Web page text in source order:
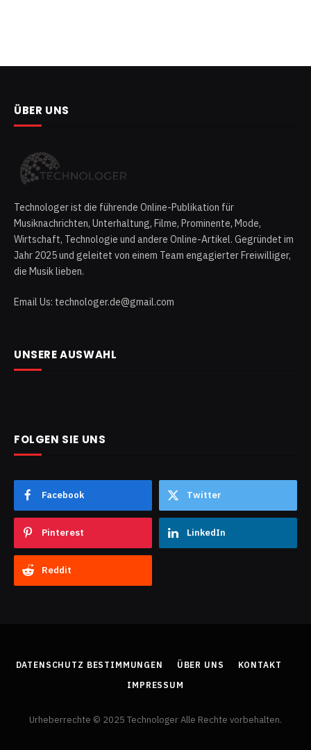
ÜBER UNS
Technologer ist die führende Online-Publikation für
Musiknachrichten, Unterhaltung, Filme, Prominente, Mode,
Wirtschaft, Technologie und andere Online-Artikel. Gegründet im
Jahr 2025 und geleitet von einem Team engagierter Freiwilliger,
die Musik lieben.
Email Us: technologer.de@gmail.com
UNSERE AUSWAHL
FOLGEN SIE UNS
Facebook Twitter
Pinterest LinkedIn
Reddit
DATENSCHUTZ BESTIMMUNGEN ÜBER UNS
KONTAKT
IMPRESSUM
Urheberrechte © 2025 Technologer Alle Rechte vorbehalten.